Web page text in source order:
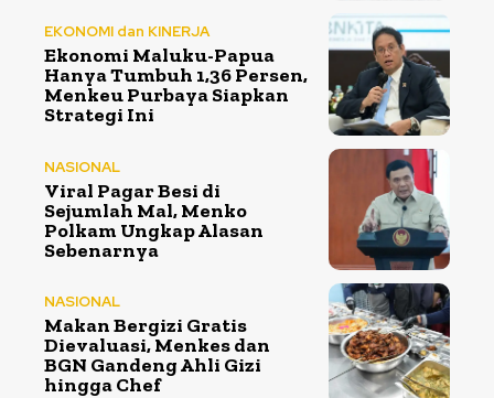
EKONOMI dan KINERJA
Ekonomi Maluku-Papua
Hanya Tumbuh 1,36 Persen,
Menkeu Purbaya Siapkan
Strategi Ini
NASIONAL
Viral Pagar Besi di
Sejumlah Mal, Menko
Polkam Ungkap Alasan
Sebenarnya
NASIONAL
Makan Bergizi Gratis
Dievaluasi, Menkes dan
BGN Gandeng Ahli Gizi
hingga Chef